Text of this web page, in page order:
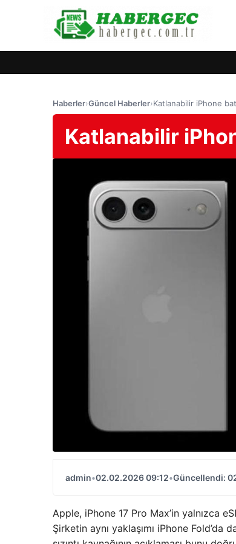
Haberler›Güncel Haberler›Katlanabilir iPhone
Katlanabilir
admin•02.02.2026 09:12•Güncellendi:
Apple, iPhone 17 Pro Max’in yalnızca
Şirketin aynı yaklaşımı iPhone